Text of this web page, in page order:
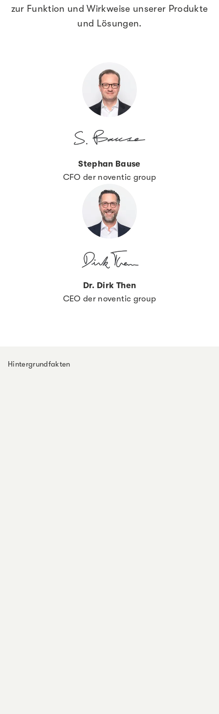
zur Funktion und Wirkweise unserer Produkte
und Lösungen.
Stephan Bause
CFO der noventic group
Dr. Dirk Then
CEO der noventic group
Hintergrundfakten